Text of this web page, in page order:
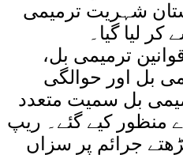
شہریت ترمیمی
ترمیمی بل،
بل اور حوالگی
بل سمیت متعدد
منظور کیے گئے۔ ریپ
جرائم پر سزاں